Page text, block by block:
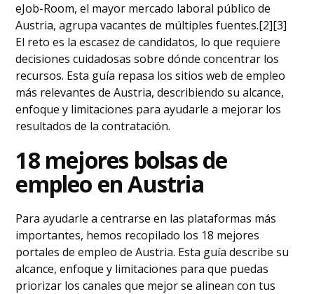
eJob-Room, el mayor mercado laboral público de
Austria, agrupa vacantes de múltiples fuentes.[2][3]
El reto es la escasez de candidatos, lo que requiere
decisiones cuidadosas sobre dónde concentrar los
recursos. Esta guía repasa los sitios web de empleo
más relevantes de Austria, describiendo su alcance,
enfoque y limitaciones para ayudarle a mejorar los
resultados de la contratación.
18 mejores bolsas de
empleo en Austria
Para ayudarle a centrarse en las plataformas más
importantes, hemos recopilado los 18 mejores
portales de empleo de Austria. Esta guía describe su
alcance, enfoque y limitaciones para que puedas
priorizar los canales que mejor se alinean con tus